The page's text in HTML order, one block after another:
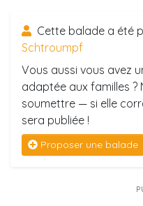
Cette balade a été
Schtroumpf
Vous aussi vous avez
adaptée aux familles ?
soumettre — si elle
sera publiée !
Proposer une balade